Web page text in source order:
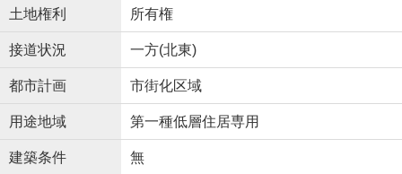
土地権利 所有権
接道状況 一方(北東)
都市計画 市街化区域
用途地域 第一種低層住居専用
建築条件 無